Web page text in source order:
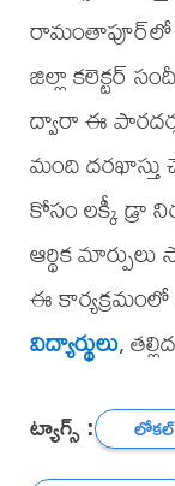
రామంతాపూర్‌లో
జిల్లా కలెక్టర్
ద్వారా ఈ
మంది
కోసం లక్కీ డ్రా
ఆర్థిక
ఈ కార్యక్రమంలో
విద్యార్థులు,
ట్యాగ్స్ : లోకల్